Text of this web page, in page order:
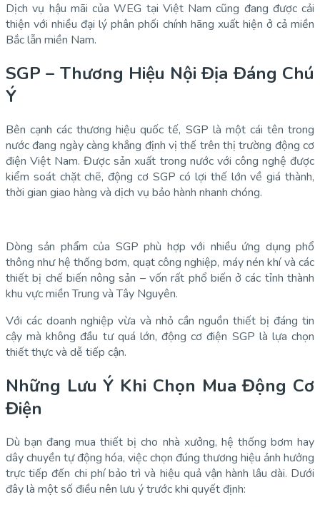
Dịch vụ hậu mãi của WEG tại Việt Nam cũng đang được cải
thiện với nhiều đại lý phân phối chính hãng xuất hiện ở cả miền
Bắc lẫn miền Nam.
SGP – Thương Hiệu Nội Địa Đáng Chú
Ý
Bên cạnh các thương hiệu quốc tế, SGP là một cái tên trong
nước đang ngày càng khẳng định vị thế trên thị trường động cơ
điện Việt Nam. Được sản xuất trong nước với công nghệ được
kiểm soát chặt chẽ, động cơ SGP có lợi thế lớn về giá thành,
thời gian giao hàng và dịch vụ bảo hành nhanh chóng.
Dòng sản phẩm của SGP phù hợp với nhiều ứng dụng phổ
thông như hệ thống bơm, quạt công nghiệp, máy nén khí và các
thiết bị chế biến nông sản – vốn rất phổ biến ở các tỉnh thành
khu vực miền Trung và Tây Nguyên.
Với các doanh nghiệp vừa và nhỏ cần nguồn thiết bị đáng tin
cậy mà không đầu tư quá lớn, động cơ điện SGP là lựa chọn
thiết thực và dễ tiếp cận.
Những Lưu Ý Khi Chọn Mua Động Cơ
Điện
Dù bạn đang mua thiết bị cho nhà xưởng, hệ thống bơm hay
dây chuyền tự động hóa, việc chọn đúng thương hiệu ảnh hưởng
trực tiếp đến chi phí bảo trì và hiệu quả vận hành lâu dài. Dưới
đây là một số điều nên lưu ý trước khi quyết định: